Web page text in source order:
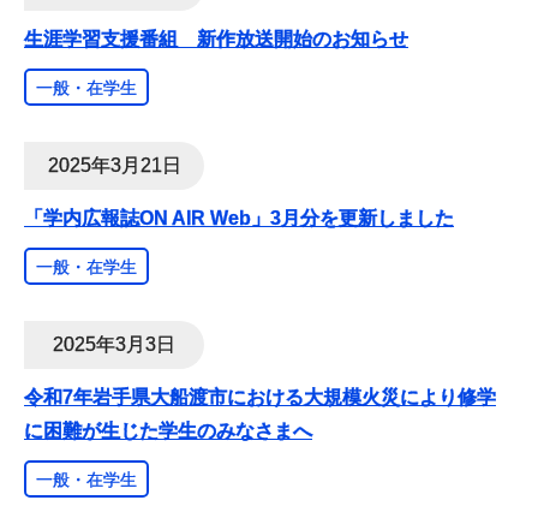
生涯学習支援番組 新作放送開始のお知らせ
一般・在学生
2025年3月21日
「学内広報誌ON AIR Web」3月分を更新しました
一般・在学生
2025年3月3日
令和7年岩手県大船渡市における大規模火災により修学
に困難が生じた学生のみなさまへ
一般・在学生